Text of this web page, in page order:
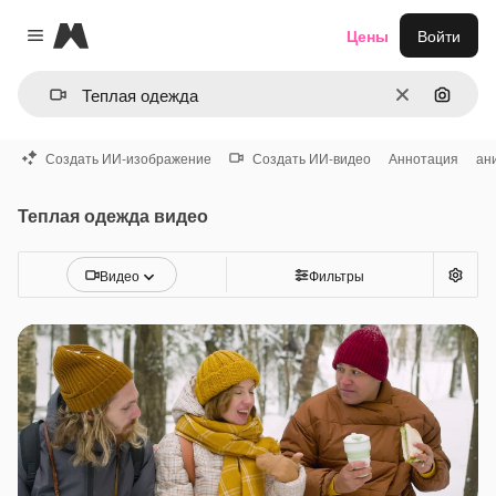
Close menu
Magnific
ОчиститьПоиск
Цены Войти
Создать ИИ-изображение Создать ИИ-видео Аннотация
Теплая одежда видео
Видео Фильтры